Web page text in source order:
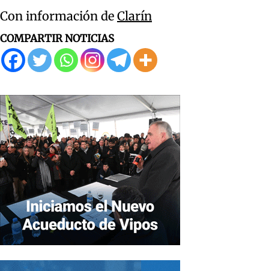
Con información de Clarín
COMPARTIR NOTICIAS